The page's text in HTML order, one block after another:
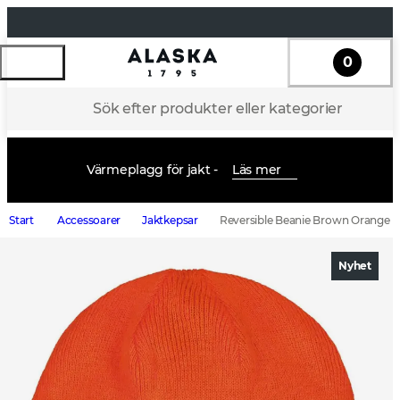
Sök efter produkter eller kategorier
0
Värmeplagg för jakt - Läs mer
Start Accessoarer Jaktkepsar Reversible Beanie Brown Orange
Nyhet